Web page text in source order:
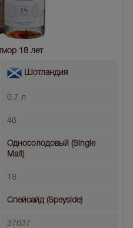
18 лет
Шотландия
0.7 л
46
Односолодовый (Single
Malt)
18
Спейсайд (Speyside)
37637